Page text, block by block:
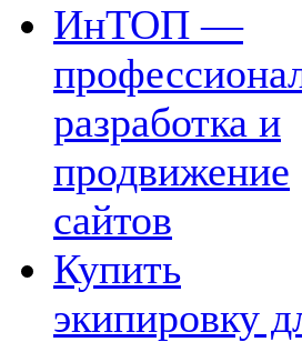
ИнТОП —
разработка и
продвижение
сайтов
Купить
экипировку